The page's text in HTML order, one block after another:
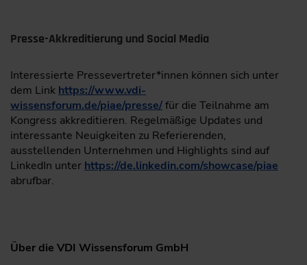
Presse-Akkreditierung und Social Media
Interessierte Pressevertreter*innen können sich unter
dem Link https://www.vdi-
wissensforum.de/piae/presse/für die Teilnahme am
Kongress akkreditieren. Regelmäßige Updates und
interessante Neuigkeiten zu Referierenden,
ausstellenden Unternehmen und Highlights sind auf
LinkedIn unter https://de.linkedin.com/showcase/piae
abrufbar.
Über die VDI Wissensforum GmbH